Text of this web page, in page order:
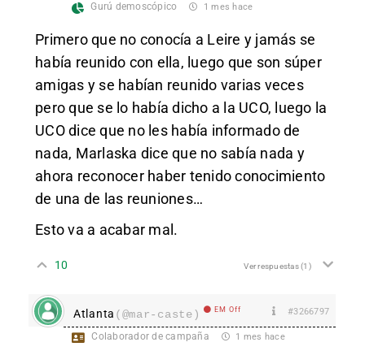
Gurú demoscópico 1 mes hace
Primero que no conocía a Leire y jamás se
había reunido con ella, luego que son súper
amigas y se habían reunido varias veces
pero que se lo había dicho a la UCO, luego la
UCO dice que no les había informado de
nada, Marlaska dice que no sabía nada y
ahora reconocer haber tenido conocimiento
de una de las reuniones…
Esto va a acabar mal.
10 Ver respuestas(1)
Atlanta (@mar-caste) EM Off #3266797
Colaborador de campaña 1 mes hace